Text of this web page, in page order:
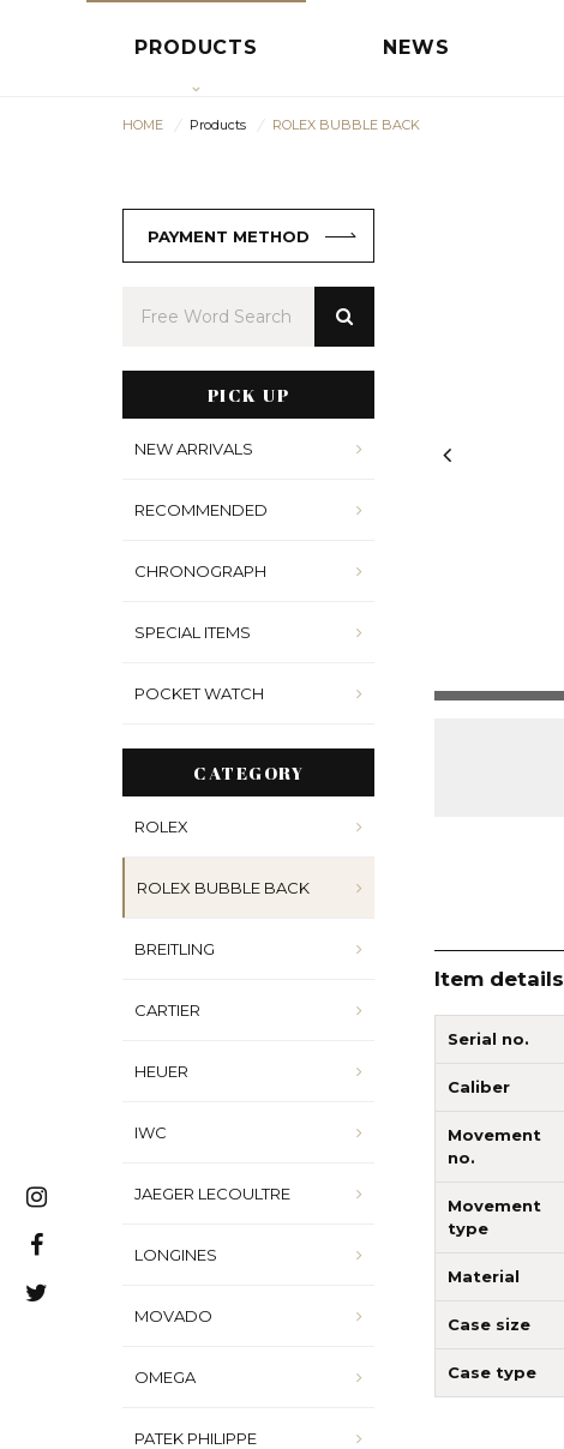
PRODUCTS NEWS
HOME Products ROLEX BUBBLE BACK
PAYMENT METHOD
PICK UP
NEW ARRIVALS
RECOMMENDED
CHRONOGRAPH
SPECIAL ITEMS
POCKET WATCH
CATEGORY
ROLEX
ROLEX BUBBLE BACK
BREITLING
CARTIER
HEUER
IWC
JAEGER LECOULTRE
LONGINES
MOVADO
OMEGA
PATEK PHILIPPE
Item details
Serial no.
Caliber
Movement
no.
Movement
type
Material
Case size
Case type